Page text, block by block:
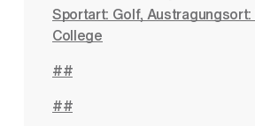
Sportart: Golf, Austragungsort:
College
##
##